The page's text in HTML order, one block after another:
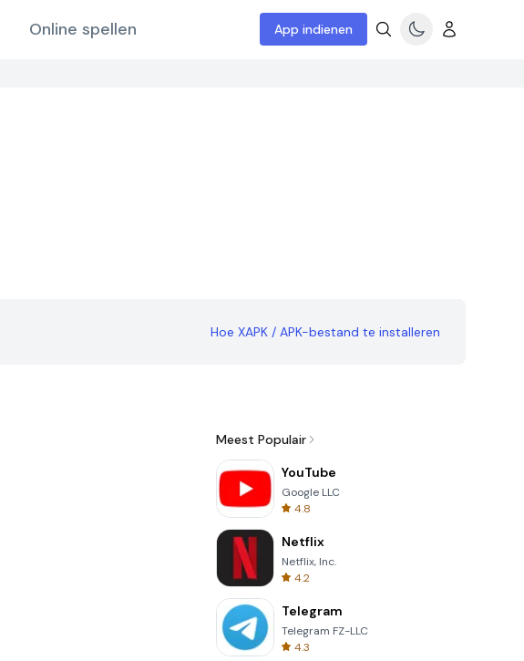
Online spellen App indienen
Hoe XAPK / APK-bestand te installeren
Meest Populair
YouTube
Google LLC
4.8
Netflix
Netflix, Inc.
4.2
Telegram
Telegram FZ-LLC
4.3